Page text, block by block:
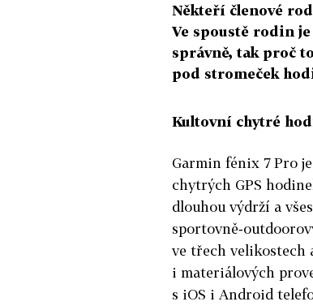
Někteří členové
Ve spoustě rodin
správně, tak proč
pod stromeček
Kultovní chytré
Garmin fénix 7 Pro
chytrých GPS
dlouhou výdrží a
ve třech velikostech
i materiálových
s iOS i Android